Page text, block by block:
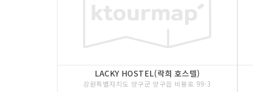
LACKY HOSTEL(락희 호스텔)
강원특별자치도 양구군 양구읍 비봉로 99-3